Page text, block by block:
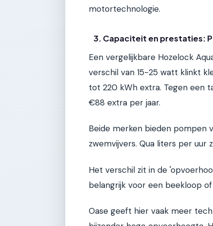
motortechnologie.
3. Capaciteit en prestaties:
Een vergelijkbare Hozelock
verschil van 15-25 watt klinkt
tot 220 kWh extra. Tegen een
€88 extra per jaar.
Beide merken bieden pompen
zwemvijvers. Qua liters per uur
Het verschil zit in de
belangrijk voor een beekloop
Oase geeft hier vaak meer